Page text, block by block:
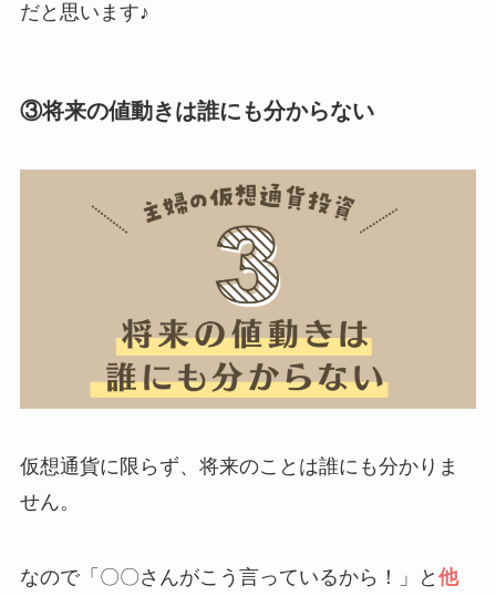
だと思います♪
③将来の値動きは誰にも分からない
仮想通貨に限らず、将来のことは誰にも分かりま
せん。
なので「〇〇さんがこう言っているから！」と 他